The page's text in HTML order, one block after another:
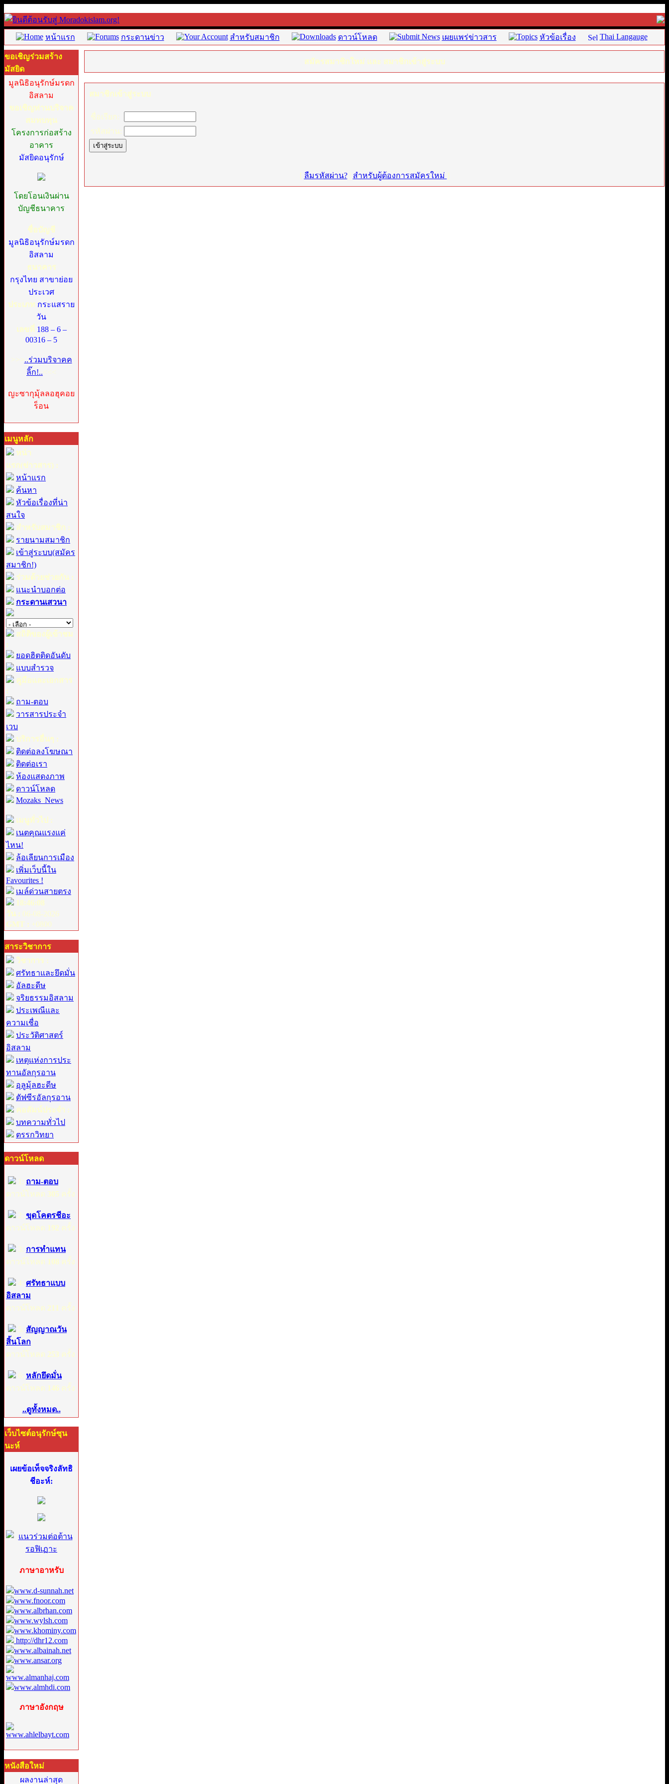
หน้าแรก กระดานข่าว สำหรับสมาชิก ดาวน์โหลด เผยแพร่ข่าวสาร หัวข้อเรื่อง Thai Langauge
ขอเชิญร่วมสร้าง
มัสยิด
มูลนิธิอนุรักษ์มรดก
อิสลาม
ขอเชิญท่านบริจาค
สมทบทุน
โครงการก่อสร้าง
อาคาร
มัสยิดอนุรักษ์
โดยโอนเงินผ่าน
บัญชีธนาคาร
ชื่อบัญชี
มูลนิธิอนุรักษ์มรดก
อิสลาม
ธนาคาร
กรุงไทย สาขาย่อย
ประเวศ
ประเภท กระแสราย
วัน
เลขที่ 188 – 6 –
00316 – 5
>>>..ร่วมบริจาคค
ลิ๊ก!..<<<
ญะซากุมุ้ลลอฮุคอย
ร็อน
เมนูหลัก
หน้า
แรก(ข่าวสาร) :
หน้าแรก
ค้นหา
หัวข้อเรื่องที่น่า
สนใจ
สำหรับสมาชิก :
รายนามสมาชิก
เข้าสู่ระบบ(สมัคร
สมาชิก!)
ร่วมด้วยช่วยกัน :
แนะนำบอกต่อ
กระดานเสวนา
สถิติของผู้เข้าชม
:
ยอดฮิตติดอันดับ
แบบสำรวจ
คู่มือและเอกสาร
:
ถาม-ตอบ
วารสารประจำ
เวบ
บริการอื่นๆ :
ติดต่อลงโฆษณา
ติดต่อเรา
ห้องแสดงภาพ
ดาวน์โหลด
Mozaks_News
เมนูทั่วไป :
เนตคุณแรงแค่
ไหน!
ล้อเลียนการเมือง
เพิ่มเว็บนี้ใน
Favourites !
เมล์ด่วนสายตรง
18:46:08
วัน : 06-08-2026
GMT : +0800
สาระวิชาการ
วิชาการ :
ศรัทธาและยึดมั่น
อัลฮะดีษ
จริยธรรมอิสลาม
ประเพณีและ
ความเชื่อ
ประวัติศาสตร์
อิสลาม
เหตุแห่งการประ
ทานอัลกุรอาน
อุลูมุ้ลฮะดีษ
ตัฟซีรอัลกุรอาน
คอลัมน์ประจำ :
บทความทั่วไป
ตรรกวิทยา
ดาวน์โหลด
1: ถาม-ตอบ
ดาวน์โหลด 305 ครั้ง
2: ขุดโคตรชีอะ
ดาวน์โหลด 192 ครั้ง
3: การทำแทน
ดาวน์โหลด 108 ครั้ง
4: ศรัทธาแบบ
อิสลาม
ดาวน์โหลด 211 ครั้ง
5: สัญญาณวัน
สิ้นโลก
ดาวน์โหลด 253 ครั้ง
6: หลักยึดมั่น
ดาวน์โหลด 146 ครั้ง
..ดูทั้งหมด..
เว็บไซต์อนุรักษ์ซุน
นะห์
เผยข้อเท็จจริงลัทธิ
ชีอะห์:
ภาษาอาหรับ
www.d-sunnah.net
www.fnoor.com
www.albrhan.com
www.wylsh.com
www.khominy.com
http://dhr12.com
www.albainah.net
www.ansar.org
www.almanhaj.com
www.almhdi.com
ภาษาอังกฤษ
www.ahlelbayt.com
หนังสือใหม่
ผลงานล่าสุด
สมัครสมาชิกใหม่ และ สมาชิกเข้าสู่ระบบ
สมาชิกเข้าสู่ระบบ
ชื่อเรียก:
รหัสผ่าน:
[ ลืมรหัสผ่าน?| สำหรับผู้ต้องการสมัครใหม่ ]